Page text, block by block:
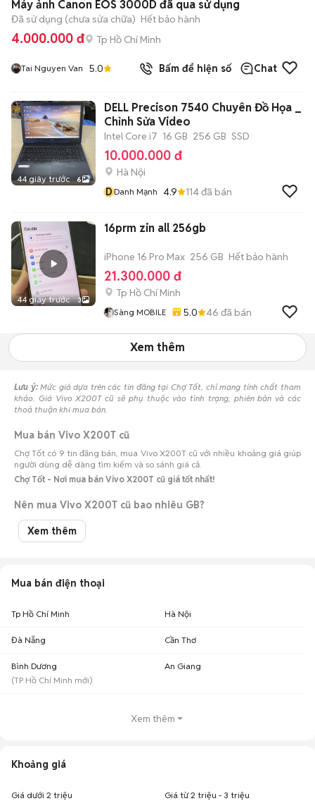
Máy ảnh Canon EOS 3000D đã qua sử dụng
Đã sử dụng (chưa sửa chữa) Hết bảo hành
4.000.000 đ Tp Hồ Chí Minh
Tai Nguyen Van 5.0 Bấm để hiện số Chat
44 giây trước 6
DELL Precison 7540 Chuyên Đồ Họa _
Chỉnh Sửa Video
Intel Core i7 16 GB 256 GB SSD
10.000.000 đ
Hà Nội
DDanh Mạnh 4.9 114đã bán
44 giây trước 3
16prm zin all 256gb
iPhone 16 Pro Max 256 GB Hết bảo hành
21.300.000 đ
Tp Hồ Chí Minh
Sàng MOBILE 5.0 46 đã bán
Xem thêm
Lưu ý:Mức giá dựa trên các tin đăng tại Chợ Tốt, chỉ mang tính chất tham
khảo. Giá Vivo X200T cũ sẽ phụ thuộc vào tình trạng, phiên bản và các
thoả thuận khi mua bán.
Mua bán Vivo X200T cũ
Chợ Tốt có 9 tin đăng bán, mua Vivo X200T cũ với nhiều khoảng giá giúp
người dùng dễ dàng tìm kiếm và so sánh giá cả.
Chợ Tốt - Nơi mua bán Vivo X200T cũ giá tốt nhất!
Nên mua Vivo X200T cũ bao nhiêu GB?
Mỗi phiên bản bộ nhớ của Vivo X200T cũ sẽ phục vụ tốt cho những nhóm
đối tượng khách hàng khác nhau.
Vivo X200T 256GB cũ
trong 2-3 năm mà không cần quá lo lắng về việc dọn dẹp ảnh.
video 4K/8K và chụp ảnh chất lượng cao thoải mái.
Xem thêm
Mua bán điện thoại
Tp Hồ Chí Minh Hà Nội
Đà Nẵng Cần Thơ
Bình Dương
(TP Hồ Chí Minh mới)
An Giang
Xem thêm
Khoảng giá
Giá dưới 2 triệu Giá từ 2 triệu - 3 triệu